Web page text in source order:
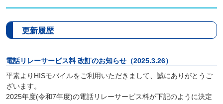
更新履歴
電話リレーサービス料 改訂のお知らせ（2025.3.26）
平素よりHISモバイルをご利用いただきまして、誠にありがとうご
ざいます。
2025年度(令和7年度)の電話リレーサービス料が下記のように決定